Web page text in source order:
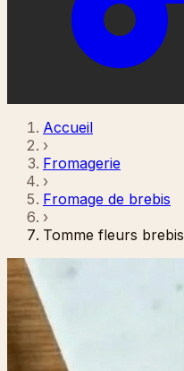
Accueil
›
Fromagerie
›
Fromage de brebis
›
Tomme fleurs brebis